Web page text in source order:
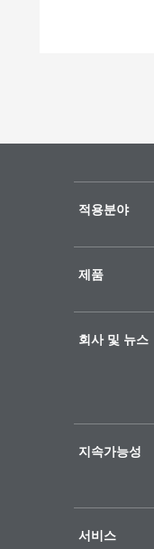
적용분야
제품
회사 및 뉴스
지속가능성
서비스